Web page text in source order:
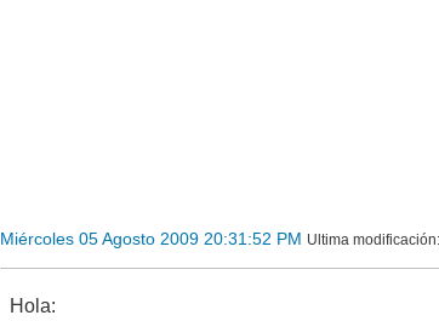
Miércoles 05 Agosto 2009 20:31:52 PM Ultima modificación
Hola: